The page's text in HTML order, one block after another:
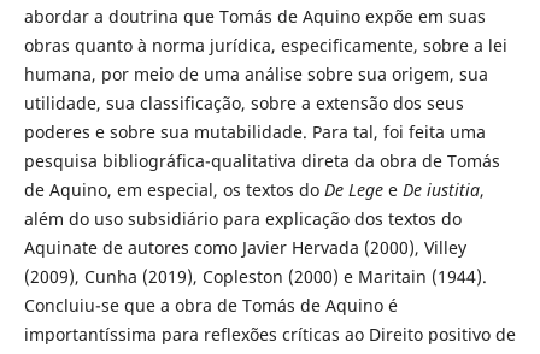
abordar a doutrina que Tomás de Aquino expõe em suas
obras quanto à norma jurídica, especificamente, sobre a lei
humana, por meio de uma análise sobre sua origem, sua
utilidade, sua classificação, sobre a extensão dos seus
poderes e sobre sua mutabilidade. Para tal, foi feita uma
pesquisa bibliográfica-qualitativa direta da obra de Tomás
de Aquino, em especial, os textos doDe Legee De iustitia,
além do uso subsidiário para explicação dos textos do
Aquinate de autores como Javier Hervada (2000), Villey
(2009), Cunha (2019), Copleston (2000) e Maritain (1944).
Concluiu-se que a obra de Tomás de Aquino é
importantíssima para reflexões críticas ao Direito positivo de